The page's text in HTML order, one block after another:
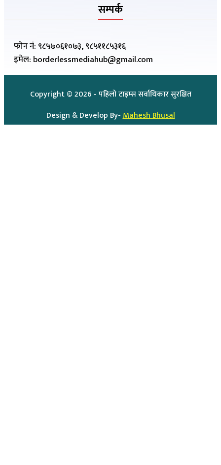
सम्पर्क
फोन नं: ९८५७०६१०७३, ९८५११८५३१६
इमेल: borderlessmediahub@gmail.com
Copyright ©2026 - पहिलो टाइम्स सर्वाधिकार सुरक्षित
Design & Develop By-Mahesh Bhusal